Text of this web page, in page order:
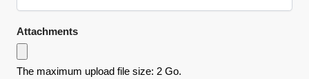
Attachments
The maximum upload file size: 2 Go.